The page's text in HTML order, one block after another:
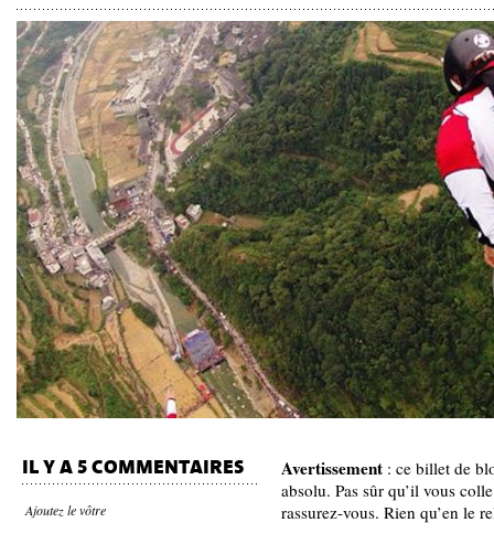
IL Y A 5 COMMENTAIRES
Ajoutez le vôtre
Avertissement : ce billet de
absolu. Pas sûr qu’il vous
rassurez-vous. Rien qu’en le